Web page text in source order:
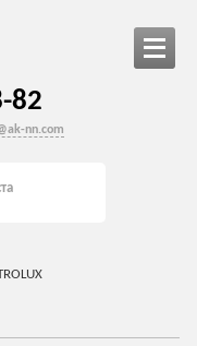
82
nn.com